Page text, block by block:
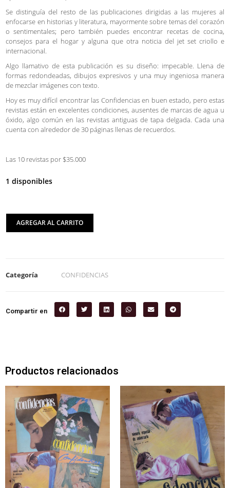
Se distinguía del resto de las publicaciones dirigidas a las mujeres al
enfocarse en historias y literatura, mayormente sobre temas del corazón
o sentimentales; pero también puedes encontrar recetas de cocina,
consejos para el hogar y alguna que otra noticia del jet set criollo e
internacional.
Algo llamativo de esta publicación es su diseño: impecable. Llena de
formas redondeadas, dibujos expresivos y una muy ingeniosa manera
de mezclar imágenes con texto.
Hoy es muy difícil encontrar las Confidencias en buen estado, pero estas
revistas están en excelentes condiciones, ausentes de marcas de agua u
óxido, algo común en las revistas antiguas de tapa delgada. Cada una
cuenta con alrededor de 30 páginas llenas de recuerdos.
Las 10 revistas por $35.000
1 disponibles
AGREGAR AL CARRITO
Categoría CONFIDENCIAS
Compartir en
Productos relacionados